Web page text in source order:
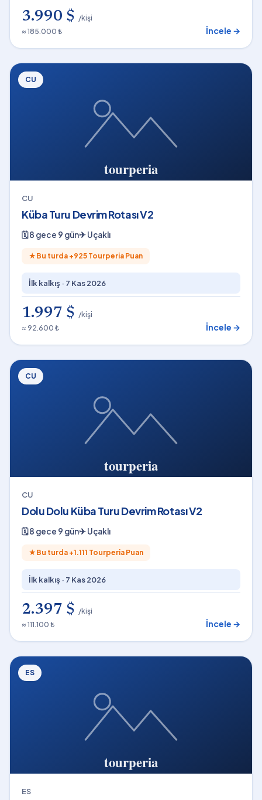
3.990 $ /kişi
≈ 185.000 ₺
İncele →
CU
CU
Küba Turu Devrim Rotası V2
🗓8 gece 9 gün✈Uçaklı
★ Bu turda +925 Tourperia Puan
İlk kalkış · 7 Kas 2026
1.997 $ /kişi
≈ 92.600 ₺
İncele →
CU
CU
Dolu Dolu Küba Turu Devrim Rotası V2
🗓8 gece 9 gün✈Uçaklı
★ Bu turda +1.111 Tourperia Puan
İlk kalkış · 7 Kas 2026
2.397 $ /kişi
≈ 111.100 ₺
İncele →
ES
ES